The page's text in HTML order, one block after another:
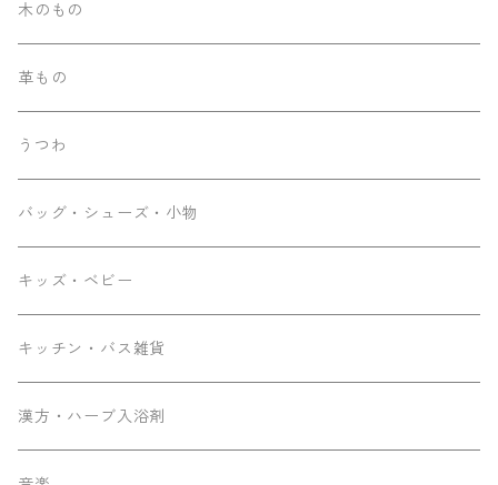
木のもの
革もの
うつわ
バッグ・シューズ・小物
キッズ・ベビー
キッチン・バス雑貨
漢方・ハーブ入浴剤